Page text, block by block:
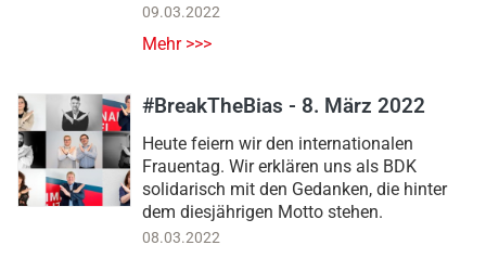
09.03.2022
Mehr >>>
#BreakTheBias - 8. März 2022
Heute feiern wir den internationalen
Frauentag. Wir erklären uns als BDK
solidarisch mit den Gedanken, die hinter
dem diesjährigen Motto stehen.
08.03.2022